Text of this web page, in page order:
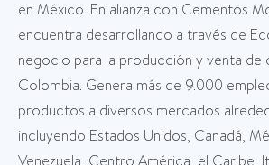
en México. En alianza con Cementos
encuentra desarrollando a través de
negocio para la producción y venta de
Colombia. Genera más de 9.000
productos a diversos mercados
incluyendo Estados Unidos, Canadá,